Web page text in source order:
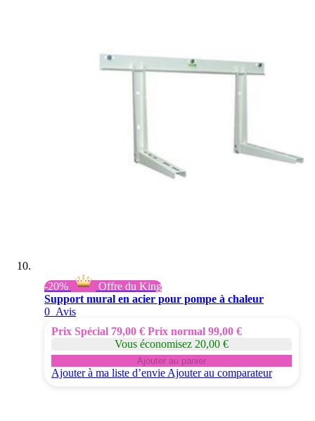
-20%
Offre du King
Support mural en acier pour pompe à chaleur
0 Avis
Prix Spécial 79,00 € Prix normal 99,00 €
Vous économisez 20,00 €
Ajouter au panier
Ajouter à ma liste d’envie Ajouter au comparateur